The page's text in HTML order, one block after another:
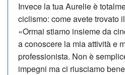
Invece la tua Aurelie è
ciclismo: come avete trovato
«Ormai stiamo insieme da
a conoscere la mia attività e
professionista. Non è
impegni ma ci riusciamo